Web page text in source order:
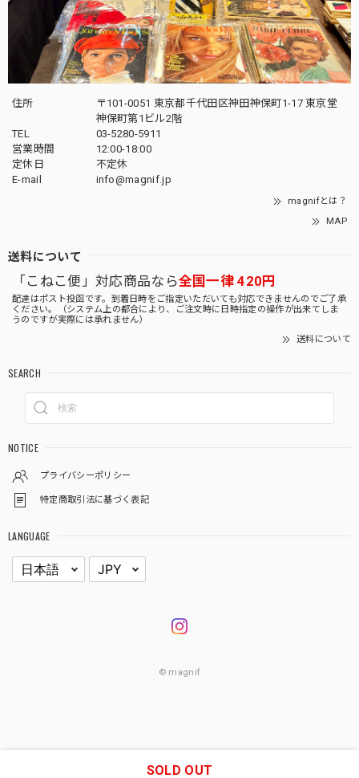
住所
〒101-0051 東京都千代田区神田神保町1-17 東京堂
神保町第1ビル2階
TEL
03-5280-5911
営業時間
12:00-18:00
定休日
不定休
E-mail
info@magnif.jp
magnifとは？
MAP
送料について
「こねこ便」対応商品なら全国一律 420円
配達はポスト投函です。到着日時をご指定いただいても対応できませんのでご了承
ください。（システム上の都合により、ご注文時に日時指定の操作が出来てしま
うのですが実際には承れません）
送料について
SEARCH
NOTICE
プライバシーポリシー
特定商取引法に基づく表記
LANGUAGE
© magnif
SOLD OUT